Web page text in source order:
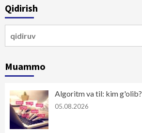
Qidirish
Muammo
Algoritm va til: kim g'olib?
05.08.2026